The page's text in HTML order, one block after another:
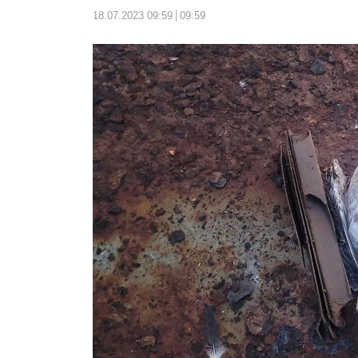
18.07.2023 09:59 09:59